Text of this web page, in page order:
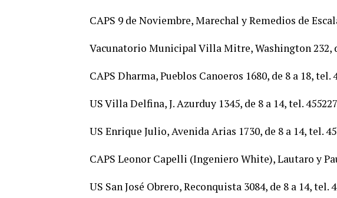
CAPS 9 de Noviembre, Marechal y Remedios de
Vacunatorio Municipal Villa Mitre, Washington 232,
CAPS Dharma, Pueblos Canoeros 1680, de 8 a 18, tel.
US Villa Delfina, J. Azurduy 1345, de 8 a 14, tel.
US Enrique Julio, Avenida Arias 1730, de 8 a 14, tel.
CAPS Leonor Capelli (Ingeniero White), Lautaro y
US San José Obrero, Reconquista 3084, de 8 a 14, tel.